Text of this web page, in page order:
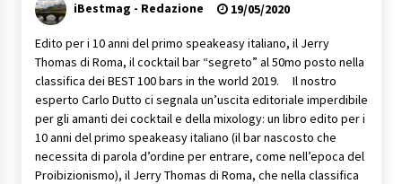
iBestmag - Redazione 19/05/2020
Edito per i 10 anni del primo speakeasy italiano, il Jerry
Thomas di Roma, il cocktail bar “segreto” al 50mo posto nella
classifica dei BEST 100 bars in the world 2019. Il nostro
esperto Carlo Dutto ci segnala un’uscita editoriale imperdibile
per gli amanti dei cocktail e della mixology: un libro edito per i
10 anni del primo speakeasy italiano (il bar nascosto che
necessita di parola d’ordine per entrare, come nell’epoca del
Proibizionismo), il Jerry Thomas di Roma, che nella classifica